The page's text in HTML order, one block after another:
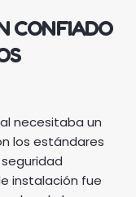
CONFIADO
necesitaba un
los estándares
instalación fue